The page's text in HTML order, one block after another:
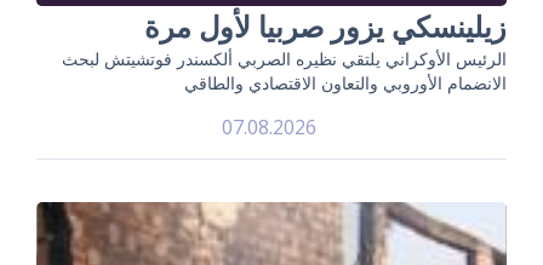
زيلينسكي يزور صربيا لأول مرة
الرئيس الأوكراني يلتقي نظيره الصربي ألكسندر فوتشيتش لبحث
الانضمام الأوروبي والتعاون الاقتصادي والطاقي
07.08.2026